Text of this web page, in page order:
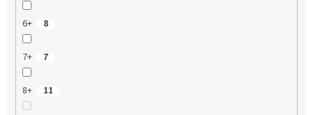
6+ 8
7+ 7
8+ 11